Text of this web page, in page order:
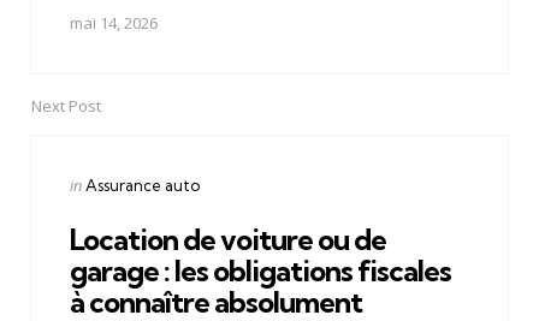
mai 14, 2026
Next Post
Posted
inAssurance auto
Location de voiture ou de
garage : les obligations fiscales
à connaître absolument